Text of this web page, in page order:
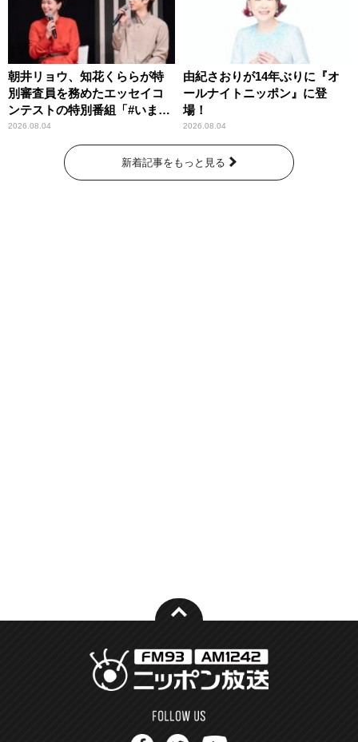
朝井リョウ、知花くららが特
別審査員を務めたエッセイコ
ンテストの特別番組「#いまあ
なたに伝えたいこと」
2026.08.04
由紀さおりが14年ぶりに『オ
ールナイトニッポン』に登
場！
2026.08.04
新着記事をもっと見る